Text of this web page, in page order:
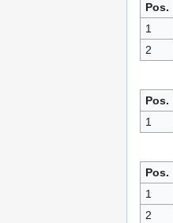
Pos.
1
2
Pos.
1
Pos.
1
2